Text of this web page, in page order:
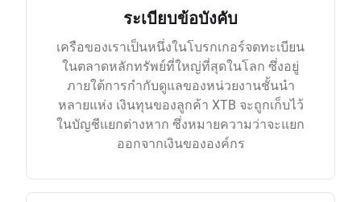
ระเบียบข้อบังคับ
เครือของเราเป็นหนึ่งในโบรกเกอร์จดทะเบียน
ในตลาดหลักทรัพย์ที่ใหญ่ที่สุดในโลก ซึ่งอยู่
ภายใต้การกำกับดูแลของหน่วยงานชั้นนำ
หลายแห่ง เงินทุนของลูกค้า XTB จะถูกเก็บไว้
ในบัญชีแยกต่างหาก ซึ่งหมายความว่าจะแยก
ออกจากเงินขององค์กร